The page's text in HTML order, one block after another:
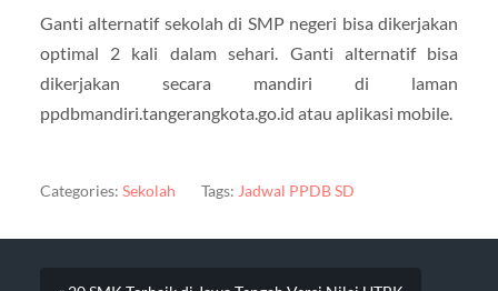
Ganti alternatif sekolah di SMP negeri bisa dikerjakan
optimal 2 kali dalam sehari. Ganti alternatif bisa
dikerjakan secara mandiri di laman
ppdbmandiri.tangerangkota.go.id atau aplikasi mobile.
Categories: Sekolah Tags: Jadwal PPDB SD